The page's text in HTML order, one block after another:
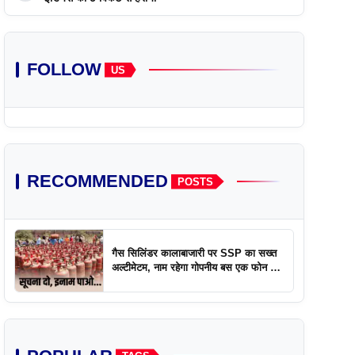
FOLLOW US
RECOMMENDED POSTS
गैस सिलिंडर कालाबाजारी पर SSP का सख्त
अल्टीमेटम, नाम रहेगा गोपनीय बस एक फोन पर